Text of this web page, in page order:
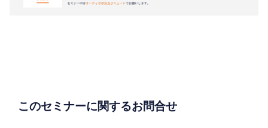
このセミナーに関するお問合せ